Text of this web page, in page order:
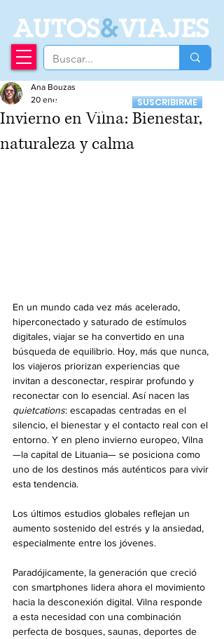
AUTOS&VIAJES
Recibí nuestro
Newsletter
SUSCRIBIRME
Invierno en Vilna: Bienestar,
naturaleza y calma
Ana Bouzas
20 ene
En un mundo cada vez más acelerado,
hiperconectado y saturado de estímulos
digitales, viajar se ha convertido en una
búsqueda de equilibrio. Hoy, más que nunca,
los viajeros priorizan experiencias que
invitan a desconectar, respirar profundo y
reconectar con lo esencial. Así nacen las
quietcations: escapadas centradas en el
silencio, el bienestar y el contacto real con el
entorno. Y en pleno invierno europeo, Vilna
—la capital de Lituania— se posiciona como
uno de los destinos más auténticos para vivir
esta tendencia.
Los últimos estudios globales reflejan un
aumento sostenido del estrés y la ansiedad,
especialmente entre los jóvenes.
Paradójicamente, la generación que creció
con smartphones lidera ahora el movimiento
hacia la desconexión digital. Vilna responde
a esta necesidad con una combinación
perfecta de bosques, saunas, deportes de